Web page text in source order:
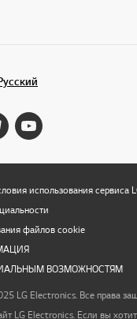
использования сервиса
файлов cookie
ВОЗМОЖНОСТЯМ
LG Electronics. Все права
LG Electronics. Если вы